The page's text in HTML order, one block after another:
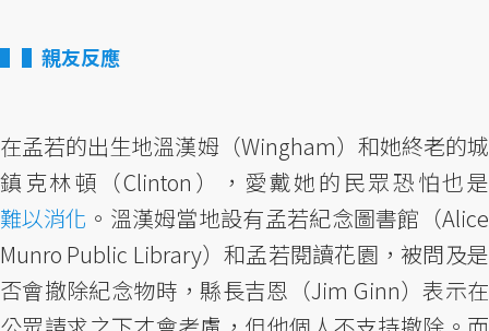
▌親友反應
在孟若的出生地溫漢姆（Wingham）和她終老的城
鎮克林頓（Clinton），愛戴她的民眾恐怕也是
難以消化 。溫漢姆當地設有孟若紀念圖書館（Alice
Munro Public Library）和孟若閱讀花園，被問及是
否會撤除紀念物時，縣長吉恩（Jim Ginn）表示在